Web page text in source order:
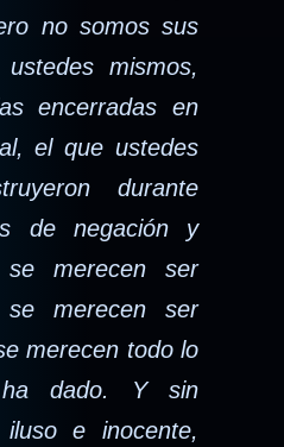
no somos sus
mismos,
encerradas en
el que ustedes
durante
de negación y
merecen ser
se merecen ser
merecen todo lo
dado. Y sin
e inocente,